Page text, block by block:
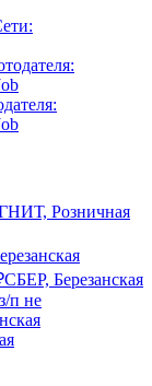
Розничная
СБЕР, Березанская
з/п не